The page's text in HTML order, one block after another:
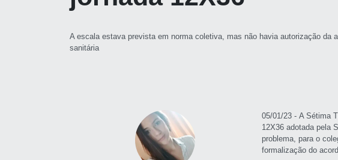
A escala estava prevista em norma coletiva, mas não havia autorização da
sanitária
05/01/23 - A Sétima
12X36 adotada pela
problema, para o
formalização do